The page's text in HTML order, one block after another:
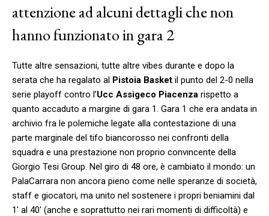
attenzione ad alcuni dettagli che non
hanno funzionato in gara 2
Tutte altre sensazioni, tutte altre vibes durante e dopo la
serata che ha regalato al Pistoia Basket il punto del 2-0 nella
serie playoff contro l’Ucc Assigeco Piacenza rispetto a
quanto accaduto a margine di gara 1. Gara 1 che era andata in
archivio fra le polemiche legate alla contestazione di una
parte marginale del tifo biancorosso nei confronti della
squadra e una prestazione non proprio convincente della
Giorgio Tesi Group. Nel giro di 48 ore, è cambiato il mondo: un
PalaCarrara non ancora pieno come nelle speranze di società,
staff e giocatori, ma unito nel sostenere i propri beniamini dal
1′ al 40′ (anche e soprattutto nei rari momenti di difficoltà) e